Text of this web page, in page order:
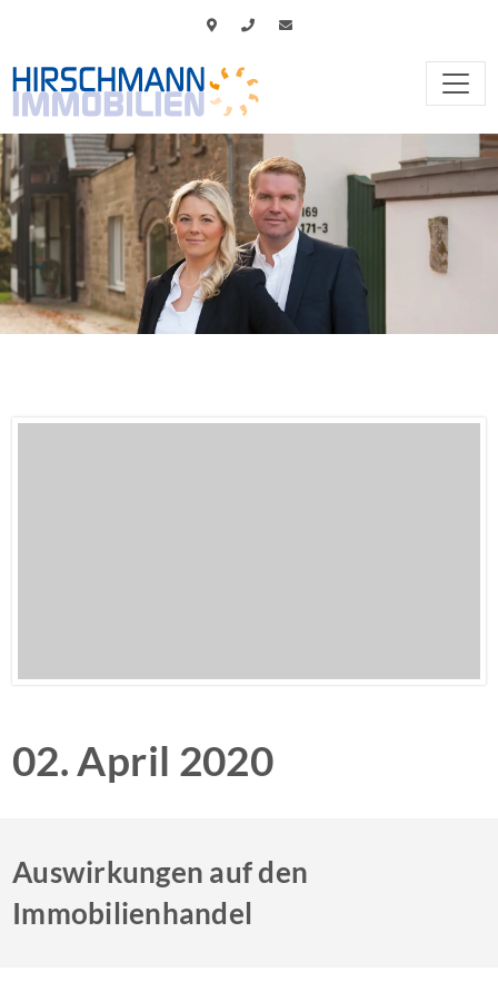
02. April 2020
Auswirkungen auf den
Immobilienhandel